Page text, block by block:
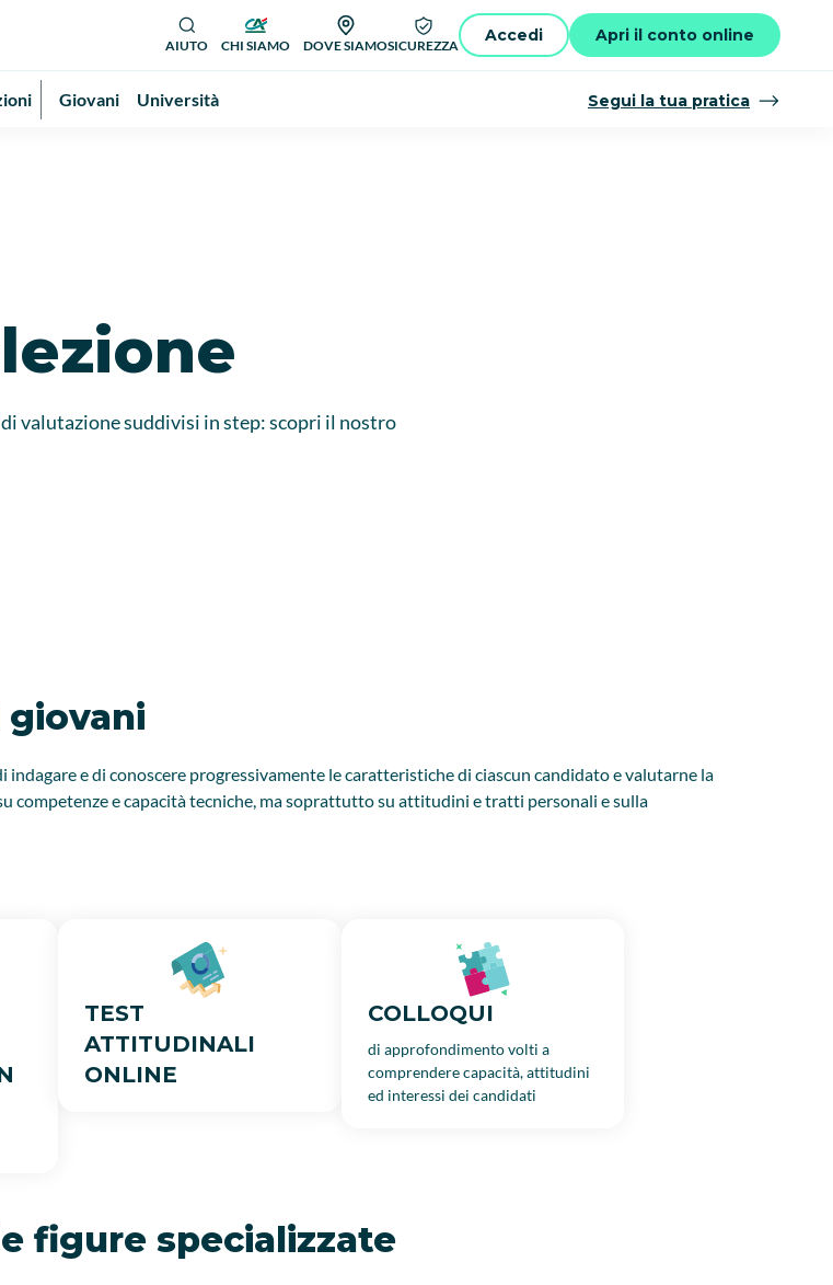
AIUTO CHI SIAMO DOVE SIAMOSICUREZZA
Accedi Apri il conto online
Giovani Università Segui la tua pratica
valutazione suddivisi in step: scopri il nostro
giovani
e di conoscere progressivamente le caratteristiche di ciascun candidato e valutarne la
competenze e capacità tecniche, ma soprattutto su attitudini e tratti personali e sulla
TEST
ATTITUDINALI
ONLINE
COLLOQUI
di approfondimento volti a
comprendere capacità, attitudini
ed interessi dei candidati
figure specializzate